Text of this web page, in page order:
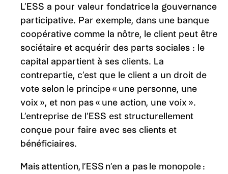
L’ESS a pour valeur fondatrice la gouvernance
participative. Par exemple, dans une banque
coopérative comme la nôtre, le client peut être
sociétaire et acquérir des parts sociales : le
capital appartient à ses clients. La
contrepartie, c’est que le client a un droit de
vote selon le principe « une personne, une
voix », et non pas « une action, une voix ».
L’entreprise de l’ESS est structurellement
conçue pour faire avec ses clients et
bénéficiaires.
Mais attention, l’ESS n’en a pas le monopole :